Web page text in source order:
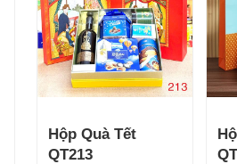
Hộp Quà Tết
QT213